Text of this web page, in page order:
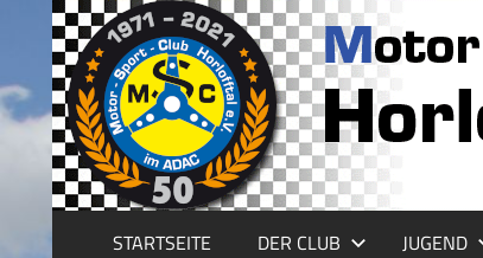
springen MSC
HORLOFFTAL
E.V.
STARTSEITE DER CLUB JUGEND